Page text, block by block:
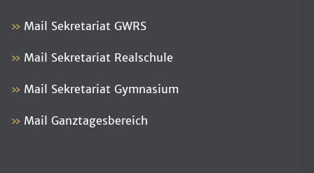
Mail Sekretariat GWRS
Mail Sekretariat Realschule
Mail Sekretariat Gymnasium
Mail Ganztagesbereich